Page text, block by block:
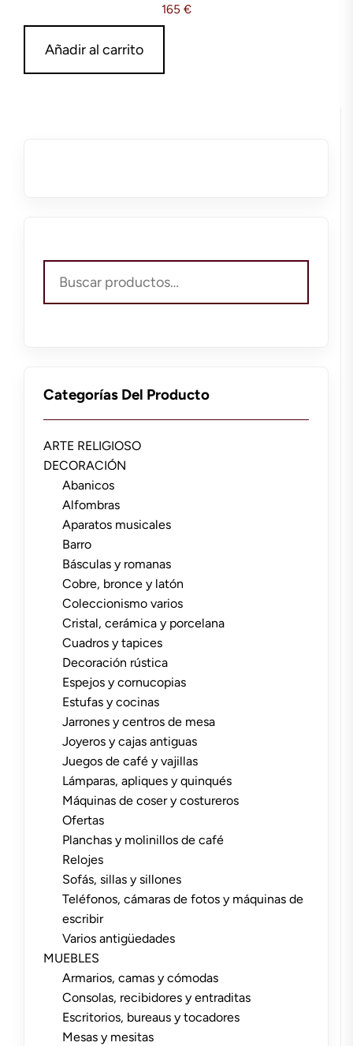
165 €
Añadir al carrito
por:
Categorías Del Producto
ARTE RELIGIOSO
DECORACIÓN
Abanicos
Alfombras
Aparatos musicales
Barro
Básculas y romanas
Cobre, bronce y latón
Coleccionismo varios
Cristal, cerámica y porcelana
Cuadros y tapices
Decoración rústica
Espejos y cornucopias
Estufas y cocinas
Jarrones y centros de mesa
Joyeros y cajas antiguas
Juegos de café y vajillas
Lámparas, apliques y quinqués
Máquinas de coser y costureros
Ofertas
Planchas y molinillos de café
Relojes
Sofás, sillas y sillones
Teléfonos, cámaras de fotos y máquinas de
escribir
Varios antigüedades
MUEBLES
Armarios, camas y cómodas
Consolas, recibidores y entraditas
Escritorios, bureaus y tocadores
Mesas y mesitas